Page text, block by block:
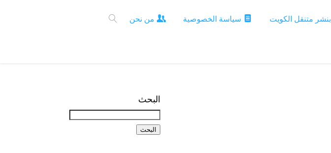
بنشر متنقل الكويت سياسة الخصوصية من نحن
البحث
البحث